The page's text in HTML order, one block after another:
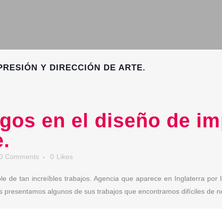
Y DIRECCIÓN DE ARTE.
en el diseño de
Comments 0 Likes
de tan increíbles trabajos. Agencia que aparece en Inglaterra por
presentamos algunos de sus trabajos que encontramos difíciles de